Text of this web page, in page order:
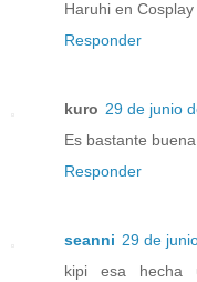
Haruhi en Cosplay
Responder
kuro 29 de junio
Es bastante
Responder
seanni 29 de
kipi esa hecha